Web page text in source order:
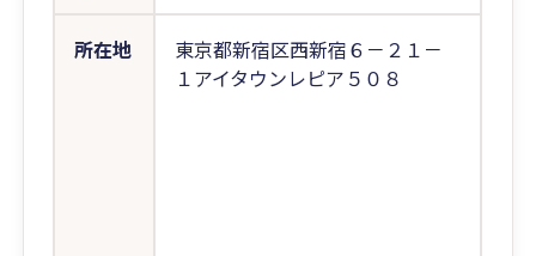
所在地
東京都新宿区西新宿６－２１－
１アイタウンレピア５０８